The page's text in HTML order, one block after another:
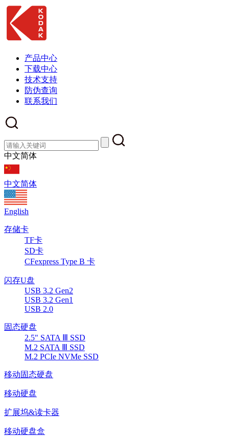
产品中心
下载中心
技术支持
防伪查询
联系我们
中文简体
中文简体
English
存储卡
TF卡
SD卡
CFexpress Type B 卡
闪存U盘
USB 3.2 Gen2
USB 3.2 Gen1
USB 2.0
固态硬盘
2.5" SATA Ⅲ SSD
M.2 SATA Ⅲ SSD
M.2 PCIe NVMe SSD
移动固态硬盘
移动硬盘
扩展坞&读卡器
移动硬盘盒